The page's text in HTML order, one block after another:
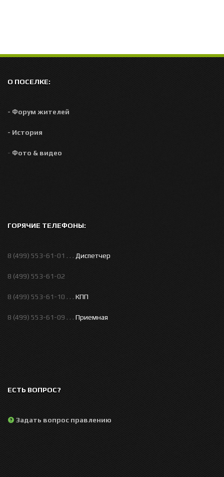
О ПОСЕЛКЕ:
- Форум жителей
- История
- Фото & видео
ГОРЯЧИЕ ТЕЛЕФОНЫ:
8 (499) 553-61-01 . . . Диспетчер
8 (499) 553-61-02
8 (499) 553-61-10 . . . КПП
8 (499) 553-61-09 . . . Приемная
ЕСТЬ ВОПРОС?
Задать вопрос правлению